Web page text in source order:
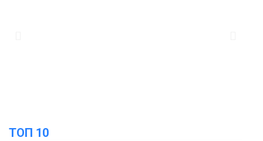
ТОП 10